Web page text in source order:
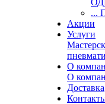
...
Акции
Услуги
О
О
Доставка